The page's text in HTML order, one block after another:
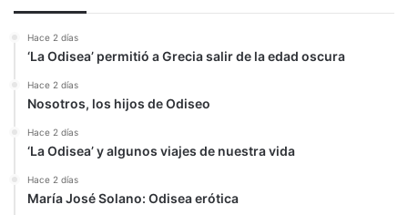
Hace 2 días
‘La Odisea’ permitió a Grecia salir de la edad oscura
Hace 2 días
Nosotros, los hijos de Odiseo
Hace 2 días
‘La Odisea’ y algunos viajes de nuestra vida
Hace 2 días
María José Solano: Odisea erótica